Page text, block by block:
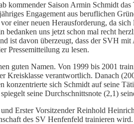
kommender Saison Armin Schmidt
Engagement aus beruflichen
einer neuen Herausforderung, da
bedanken uns jetzt schon mal recht
ist davon überzeugt, dass der SVH
Pressemitteilung zu lesen.
guten Namen. Von 1999 bis 2001
Kreisklasse verantwortlich. Danach
konzentrierte sich Schmidt auf seine
spiegelt seine Durchschnittsnote (2,1)
Erster Vorsitzender Reinhold
des SV Henfenfeld trainieren wird.